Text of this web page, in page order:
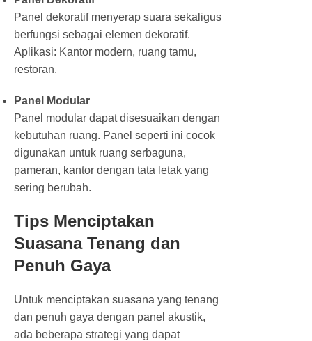
Panel dekoratif menyerap suara sekaligus
berfungsi sebagai elemen dekoratif.
Aplikasi: Kantor modern, ruang tamu,
restoran.
Panel Modular
Panel modular dapat disesuaikan dengan
kebutuhan ruang. Panel seperti ini cocok
digunakan untuk ruang serbaguna,
pameran, kantor dengan tata letak yang
sering berubah.
Tips Menciptakan
Suasana Tenang dan
Penuh Gaya
Untuk menciptakan suasana yang tenang
dan penuh gaya dengan panel akustik,
ada beberapa strategi yang dapat